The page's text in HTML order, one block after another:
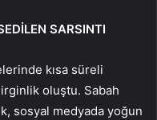
SARSINTI
kısa süreli
oluştu. Sabah
sosyal medyada yoğun